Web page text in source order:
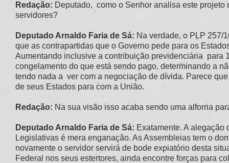
Redação: Deputado, como o Senhor analisa este
servidores?
Deputado Arnaldo Faria de Sá: Na verdade, o PLP 257/
que as contrapartidas que o Governo pede para os
Aumentando inclusive a contribuição previdenciária para
congelamento do que está sendo pago, determinando a
tendo nada a ver com a negociação de dívida. Parece
de seus Estados para com a União.
Redação: Na sua visão isso acaba sendo uma alforria
Deputado Arnaldo Faria de Sá: Exatamente. A
Legislativas é mera enganação. As Assembleias tem o
novamente o servidor servirá de bode expiatório desta
Federal nos seus estertores, ainda encontre forças para